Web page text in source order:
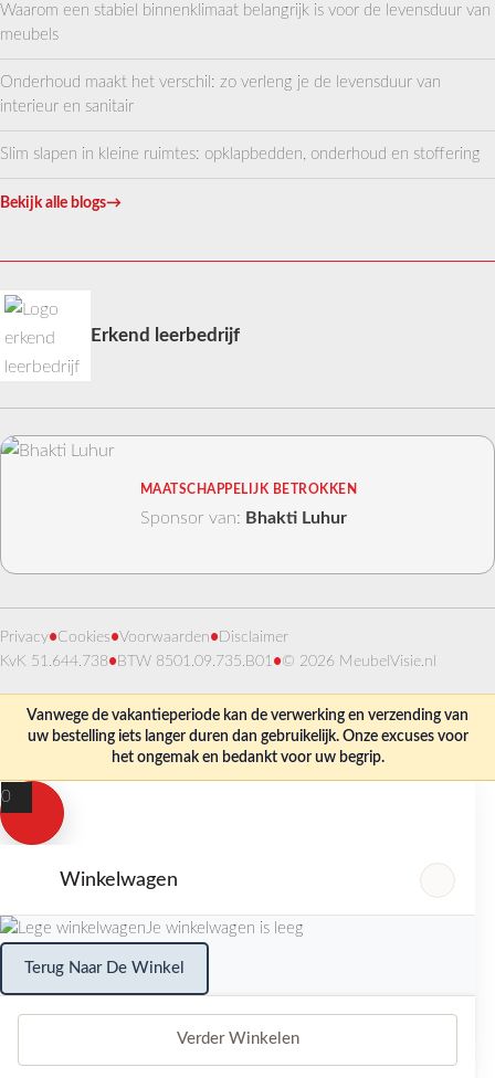
Waarom een stabiel binnenklimaat belangrijk is voor de levensduur van
meubels
Onderhoud maakt het verschil: zo verleng je de levensduur van
interieur en sanitair
Slim slapen in kleine ruimtes: opklapbedden, onderhoud en stoffering
Bekijk alle blogs→
Erkend leerbedrijf
MAATSCHAPPELIJK BETROKKEN
Sponsor van: Bhakti Luhur
Privacy•Cookies•Voorwaarden• Disclaimer
KvK 51.644.738• BTW 8501.09.735.B01 •© 2026 MeubelVisie.nl
Vanwege de vakantieperiode kan de verwerking en verzending van
uw bestelling iets langer duren dan gebruikelijk. Onze excuses voor
het ongemak en bedankt voor uw begrip.
0
Winkelwagen
Je winkelwagen is leeg
Terug Naar De Winkel
Verder Winkelen